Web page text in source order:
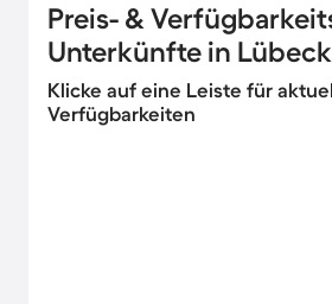
Preis- &
Unterkünfte in Lübeck
Klicke auf eine Leiste für
Verfügbarkeiten